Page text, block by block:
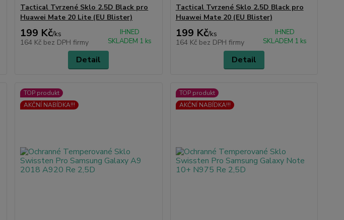
Tactical Tvrzené Sklo 2.5D Black pro
Huawei Mate 20 Lite (EU Blister)
199 Kč/ks
164 Kč bez DPH firmy
IHNED
SKLADEM 1 ks
Detail
Tactical Tvrzené Sklo 2.5D Black pro
Huawei Mate 20 (EU Blister)
199 Kč/ks
164 Kč bez DPH firmy
IHNED
SKLADEM 1 ks
Detail
TOP produkt
AKČNÍ NABÍDKA!!!
TOP produkt
AKČNÍ NABÍDKA!!!